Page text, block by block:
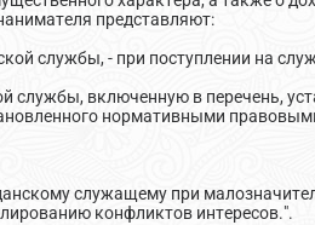
представляют:
службы, - при поступлении на
включенную в перечень,
нормативными
служащему при
конфликтов интересов.".